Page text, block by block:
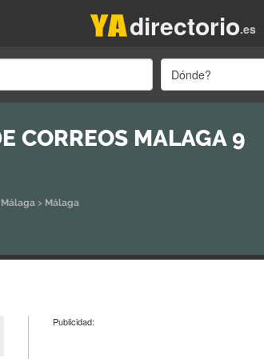
.es
directorio
Dónde?
CORREOS MALAGA 9
> Málaga
Publicidad: